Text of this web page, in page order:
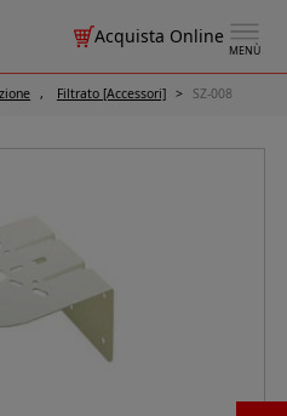
MENÙ
Acquista Online
Filtrato [Accessori] SZ-008